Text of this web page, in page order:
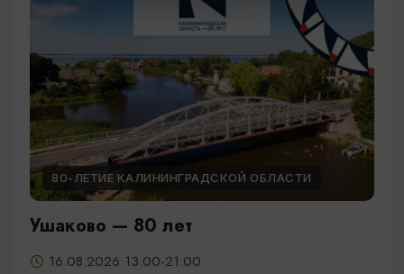
80-ЛЕТИЕ КАЛИНИНГРАДСКОЙ ОБЛАСТИ
Ушаково — 80 лет
16.08.2026 13:00-21:00